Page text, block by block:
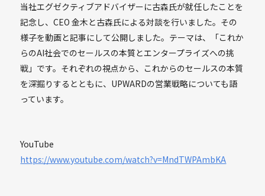
当社エグゼクティブアドバイザーに古森氏が就任したことを
記念し、CEO 金木と古森氏による対談を行いました。その
様子を動画と記事にして公開しました。テーマは、「これか
らのAI社会でのセールスの本質とエンタープライズへの挑
戦」です。それぞれの視点から、これからのセールスの本質
を深掘りするとともに、UPWARDの営業戦略についても語
っています。
YouTube
https://www.youtube.com/watch?v=MndTWPAmbKA